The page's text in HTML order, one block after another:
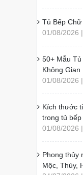
Tủ Bếp
01/08/2026
50+ Mẫu
Không Gian
01/08/2026
Kích thước
trong tủ bếp
01/08/2026
Phong thủy
Mộc, Thủy,